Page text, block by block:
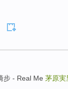
步 - Real Me 茅原実